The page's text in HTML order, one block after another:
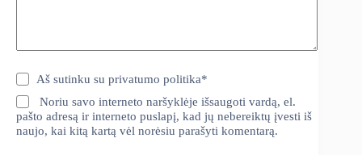
Aš sutinku suprivatumo politika*
Noriu savo interneto naršyklėje išsaugoti vardą, el.
pašto adresą ir interneto puslapį, kad jų nebereiktų įvesti iš
naujo, kai kitą kartą vėl norėsiu parašyti komentarą.